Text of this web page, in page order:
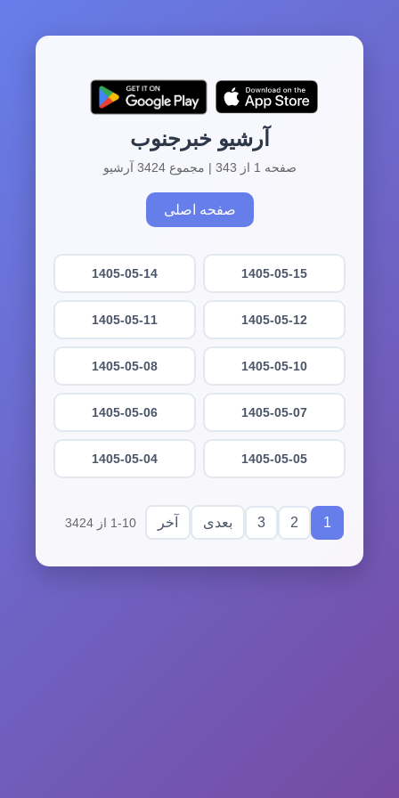
آرشیو خبرجنوب
صفحه 1 از 343 | مجموع 3424 آرشیو
صفحه اصلی
1405-05-15
1405-05-14
1405-05-12
1405-05-11
1405-05-10
1405-05-08
1405-05-07
1405-05-06
1405-05-05
1405-05-04
1
2
3 بعدی آخر 1-10 از 3424